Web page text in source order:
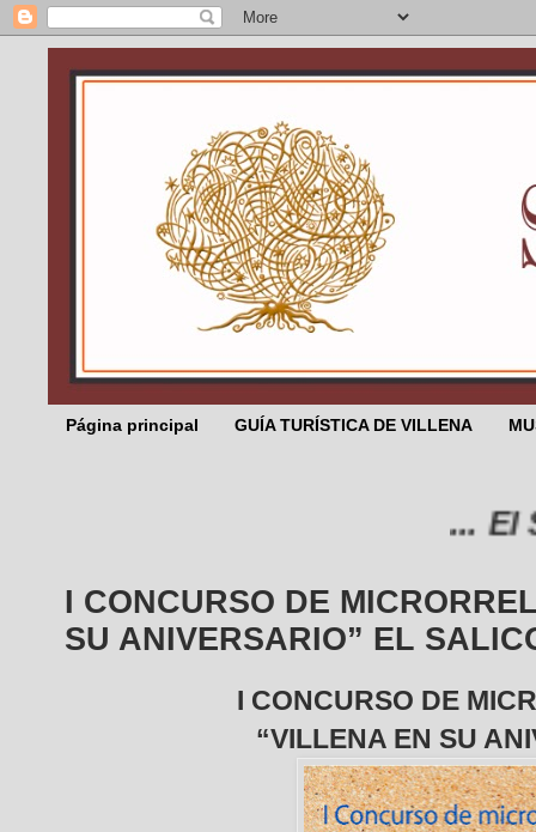
Página principal GUÍA TURÍSTICA DE VILLENA
... El
I CONCURSO DE
SU ANIVERSARIO” EL
I CONCURSO DE
“VILLENA EN SU